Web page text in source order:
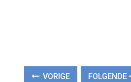
VORIGE FOLGENDE